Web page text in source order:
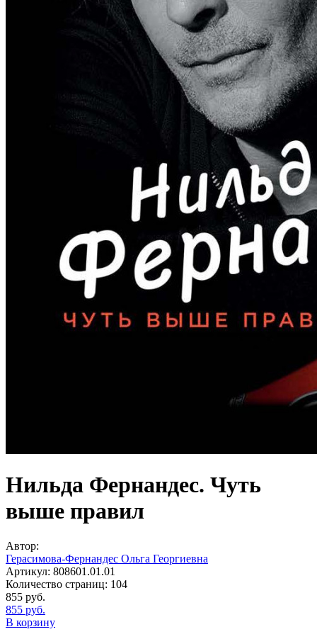
Нильда Фернандес. Чуть
выше правил
Автор:
Герасимова-Фернандес Ольга Георгиевна
Артикул: 808601.01.01
Количество страниц: 104
855 руб.
855 руб.
В корзину